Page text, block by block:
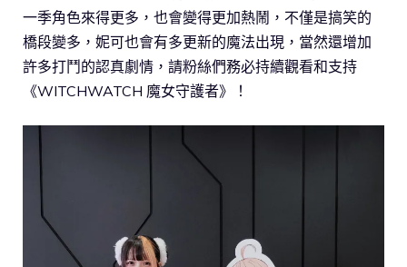
一季角色來得更多，也會變得更加熱鬧，不僅是搞笑的
橋段變多，妮可也會有多更新的魔法出現，當然還增加
許多打鬥的認真劇情，請粉絲們務必持續觀看和支持
《WITCHWATCH 魔女守護者》！